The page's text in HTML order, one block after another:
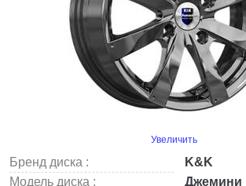
Увеличить
Бренд диска :
K&K
Модель диска :
Джемини